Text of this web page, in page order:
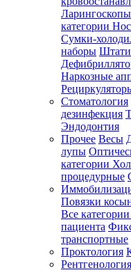
Ларингоскопы
категории
Сумки-
наборы
Наркозные
Стоматология
дезинфекция
Эндодонтия
Прочее Весы
лупы
категории
процедурные
Повязки
Все категории
пациента
транспортные
Проктология
Рентгенология